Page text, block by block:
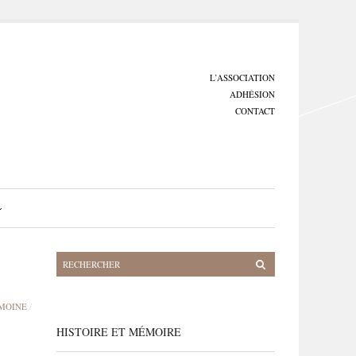
L’ASSOCIATION
ADHÉSION
CONTACT
/
HISTOIRE ET MÉMOIRE